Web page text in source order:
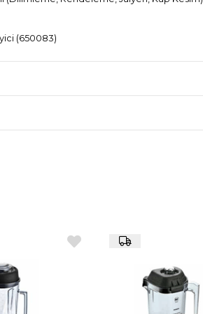
(650083)
– Jülyen (650077)
(650115)